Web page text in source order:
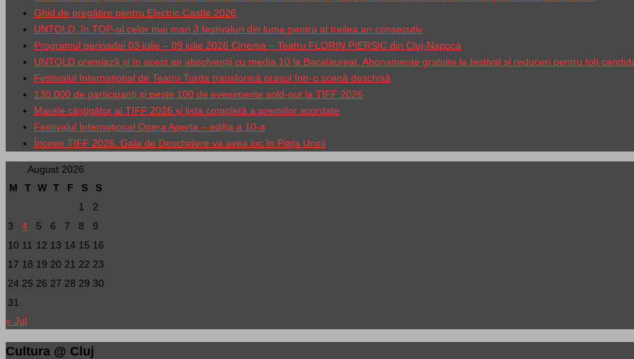
Ghid de pregătire pentru Electric Castle 2026
UNTOLD, în TOP-ul celor mai mari 3 festivaluri din lume pentru al treilea an consecutiv
Programul perioadei 03 iulie – 09 iulie 2026 Cinema – Teatru FLORIN PIERSIC din Cluj-Napoca
UNTOLD premiază și în acest an absolvenții cu media 10 la Bacalaureat. Abonamente gratuite la festival și reduceri pentru toți
Festivalul Internațional de Teatru Turda transformă orașul într-o scenă deschisă
130.000 de participanți și peste 100 de evenimente sold-out la TIFF 2026
Marele câștigător al TIFF 2026 și lista completă a premiilor acordate
Festivalul Internațional Opera Aperta – ediția a 10-a
Începe TIFF 2026. Gala de Deschidere va avea loc în Piața Unirii
August 2026
M
T W T F S
S
1
2
3
4 5 6 7 8
9
10 11 12 13 14 15 16
17 18 19 20 21 22 23
24 25 26 27 28 29 30
31
« Jul
Cultura @ Cluj